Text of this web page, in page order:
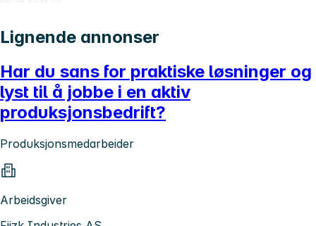
Lignende annonser
Har du sans for praktiske løsninger og
lyst til å jobbe i en aktiv
produksjonsbedrift?
Produksjonsmedarbeider
Arbeidsgiver